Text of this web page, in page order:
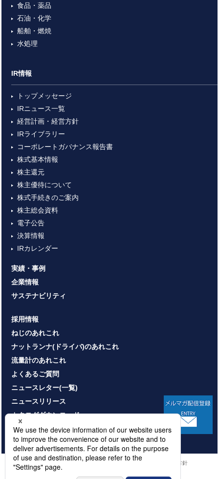
食品・薬品
石油・化学
船舶・燃焼
水処理
IR情報
トップメッセージ
IRニュース一覧
経営計画・経営方針
IRライブラリー
コーポレートガバナンス報告書
株式基本情報
株主還元
株主優待について
株式手続きのご案内
株主総会資料
電子公告
決算情報
IRカレンダー
実績・事例
企業情報
サステナビリティ
採用情報
ねじのあれこれ
ナットランナ(ドライバ)のあれこれ
流量計のあれこれ
よくあるご質問
ニュースレター(一覧)
ニュースリリース
カタログダウンロード
お問い合わせ
HOME プライバシーポリシー
情報セキュリティ基本方針